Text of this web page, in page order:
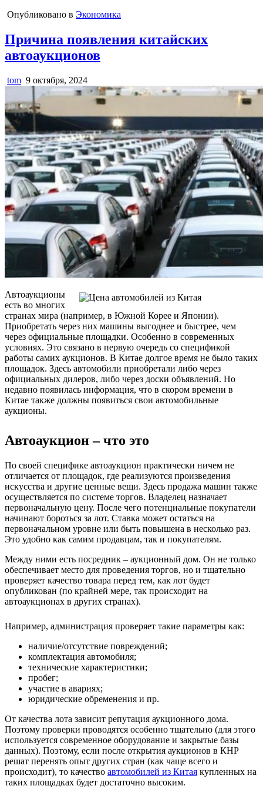
Опубликовано в Экономика
Причина появления китайских
автоаукционов
tom 9 октября, 2024
Автоаукционы
есть во многих
странах мира (например, в Южной Корее и Японии).
Приобретать через них машины выгоднее и быстрее, чем
через официальные площадки. Особенно в современных
условиях. Это связано в первую очередь со спецификой
работы самих аукционов. В Китае долгое время не было таких
площадок. Здесь автомобили приобретали либо через
официальных дилеров, либо через доски объявлений. Но
недавно появилась информация, что в скором времени в
Китае также должны появиться свои автомобильные
аукционы.
Автоаукцион – что это
По своей специфике автоаукцион практически ничем не
отличается от площадок, где реализуются произведения
искусства и другие ценные вещи. Здесь продажа машин также
осуществляется по системе торгов. Владелец назначает
первоначальную цену. После чего потенциальные покупатели
начинают бороться за лот. Ставка может остаться на
первоначальном уровне или быть повышена в несколько раз.
Это удобно как самим продавцам, так и покупателям.
Между ними есть посредник – аукционный дом. Он не только
обеспечивает место для проведения торгов, но и тщательно
проверяет качество товара перед тем, как лот будет
опубликован (по крайней мере, так происходит на
автоаукционах в других странах).
Например, администрация проверяет такие параметры как:
наличие/отсутствие повреждений;
комплектация автомобиля;
технические характеристики;
пробег;
участие в авариях;
юридические обременения и пр.
От качества лота зависит репутация аукционного дома.
Поэтому проверки проводятся особенно тщательно (для этого
используется современное оборудование и закрытые базы
данных). Поэтому, если после открытия аукционов в КНР
решат перенять опыт других стран (как чаще всего и
происходит), то качество автомобилей из Китая купленных на
таких площадках будет достаточно высоким.